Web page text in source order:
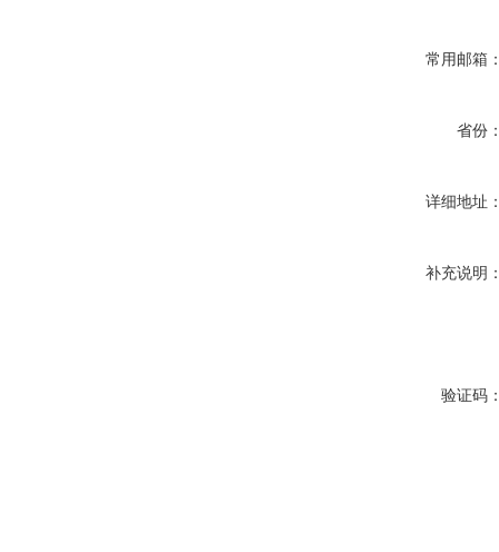
常用邮箱
省份
详细地址
补充说明
验证码